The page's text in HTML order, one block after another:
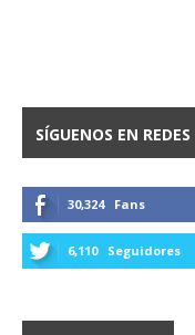
SÍGUENOS EN REDES
30,324 Fans
6,110 Seguidores